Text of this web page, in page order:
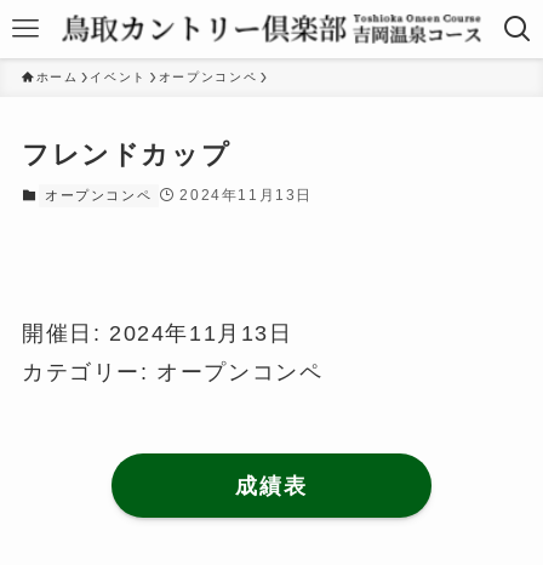
ホーム イベント オープンコンペ
フレンドカップ
オープンコンペ 2024年11月13日
開催日: 2024年11月13日
カテゴリー: オープンコンペ
成績表